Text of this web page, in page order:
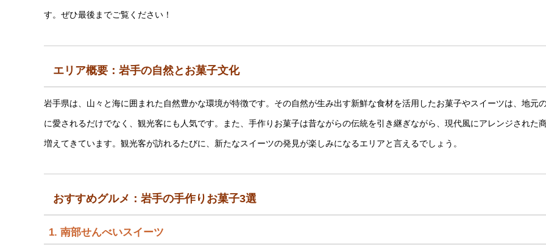
す。ぜひ最後までご覧ください！
エリア概要：岩手の自然とお菓子文化
岩手県は、山々と海に囲まれた自然豊かな環境が特徴です。その自然が生み出す新鮮な食材を活用したお菓子やスイーツは、地元
に愛されるだけでなく、観光客にも人気です。また、手作りお菓子は昔ながらの伝統を引き継ぎながら、現代風にアレンジされた
増えてきています。観光客が訪れるたびに、新たなスイーツの発見が楽しみになるエリアと言えるでしょう。
おすすめグルメ：岩手の手作りお菓子3選
1. 南部せんべいスイーツ